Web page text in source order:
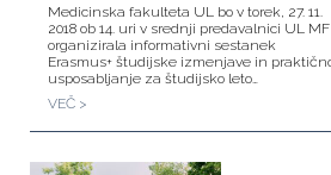
Medicinska fakulteta UL bo v torek, 27. 11.
2018 ob 14. uri v srednji predavalnici UL MF
organizirala informativni sestanek
Erasmus+ študijske izmenjave in
usposabljanje za študijsko leto…
VEČ >